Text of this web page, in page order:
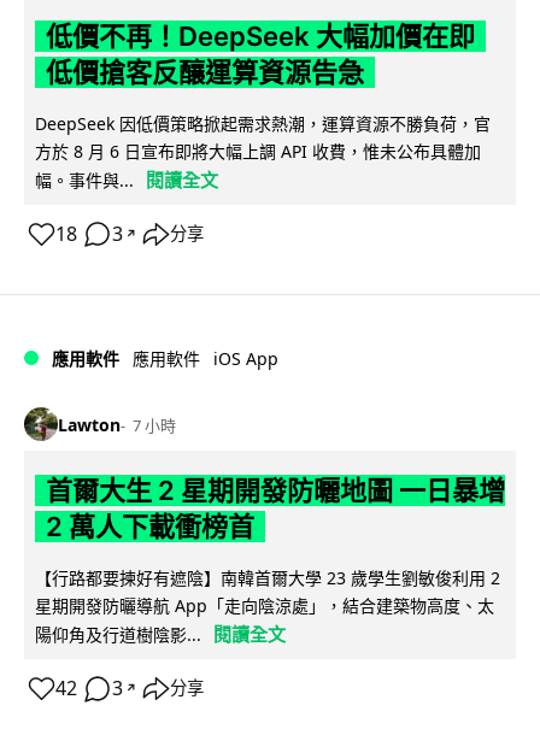
低價不再！DeepSeek 大幅加價在即
低價搶客反釀運算資源告急
DeepSeek 因低價策略掀起需求熱潮，運算資源不勝負荷，官
方於 8 月 6 日宣布即將大幅上調 API 收費，惟未公布具體加
幅。事件與...
閱讀全文
18 3 ↗ 分享
應用軟件 應用軟件 iOS App
Lawton 7 小時
首爾大生 2 星期開發防曬地圖 一日暴增
2 萬人下載衝榜首
【行路都要揀好有遮陰】南韓首爾大學 23 歲學生劉敏俊利用 2
星期開發防曬導航 App「走向陰涼處」，結合建築物高度、太
陽仰角及行道樹陰影...
閱讀全文
42 3 ↗ 分享